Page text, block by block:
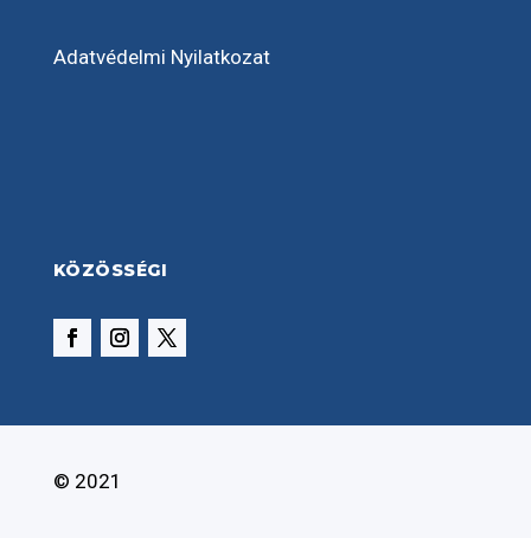
Adatvédelmi Nyilatkozat
KÖZÖSSÉGI
© 2021